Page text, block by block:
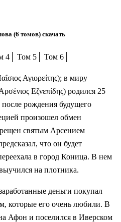
(6 томов) скачать
4│ Том 5│ Том 6│
Αγιορείτης); в миру
Εζνεπίδης) родился 25
рождения будущего
произошел обмен
святым Арсением
что он будет
в город Коница. В нем
на плотника.
деньги покупал
которые его очень любили. В
Афон и поселился в Иверском